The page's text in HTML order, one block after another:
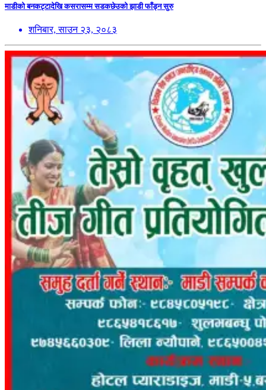
माडीको बनकट्टादेखि कसरासम्म सडकछेउको झाडी फाँड्न सुरु
शनिबार, साउन २३, २०८३